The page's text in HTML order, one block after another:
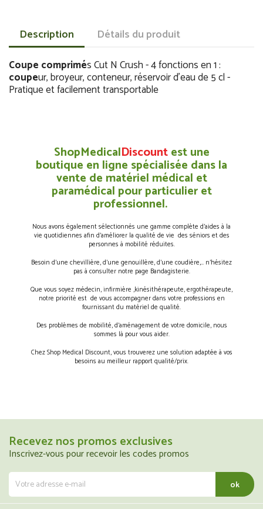
Description Détails du produit
Coupe comprimés Cut N Crush - 4 fonctions en 1 :
coupeur, broyeur, conteneur, réservoir d’eau de 5 cl -
Pratique et facilement transportable
ShopMedicalDiscountest une
boutique en ligne spécialisée dans la
vente de matériel médical et
paramédical pour particulier et
professionnel.
Nous avons également sélectionnés une gamme complète d’aides à la
vie quotidiennes afin d’améliorer la qualité de vie des séniors et des
personnes à mobilité réduites.
Besoin d’une chevillière, d’une genouillère, d’une coudière,… n’hésitez
pas à consulter notre page Bandagisterie.
Que vous soyez médecin, infirmière ,kinésithérapeute, ergothérapeute,
notre priorité est de vous accompagner dans votre professions en
fournissant du matériel de qualité.
Des problèmes de mobilité, d’aménagement de votre domicile, nous
sommes là pour vous aider.
Chez Shop Medical Discount, vous trouverez une solution adaptée à vos
besoins au meilleur rapport qualité/prix.
Recevez nos promos exclusives
Inscrivez-vous pour recevoir les codes promos